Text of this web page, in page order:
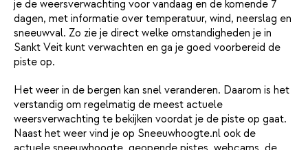
je de weersverwachting voor vandaag en de komende 7
dagen, met informatie over temperatuur, wind, neerslag en
sneeuwval. Zo zie je direct welke omstandigheden je in
Sankt Veit kunt verwachten en ga je goed voorbereid de
piste op.
Het weer in de bergen kan snel veranderen. Daarom is het
verstandig om regelmatig de meest actuele
weersverwachting te bekijken voordat je de piste op gaat.
Naast het weer vind je op Sneeuwhoogte.nl ook de